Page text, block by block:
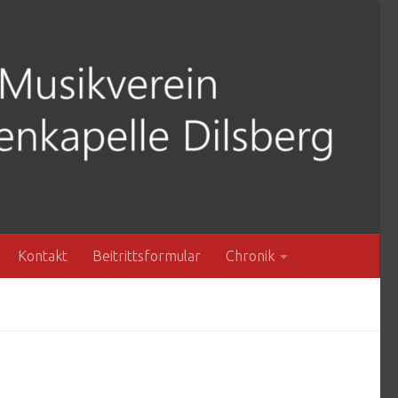
Kontakt Beitrittsformular Chronik